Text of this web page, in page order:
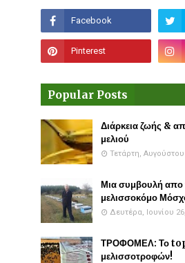
Popular Posts
Διάρκεια ζωής &
μελιού
Τετάρτη, Αυγούστου
Μια συμβουλή απο
μελισσοκόμο
Δευτέρα, Ιουνίου
ΤΡΟΦΟΜΕΛ: Το
μελισσοτροφών!